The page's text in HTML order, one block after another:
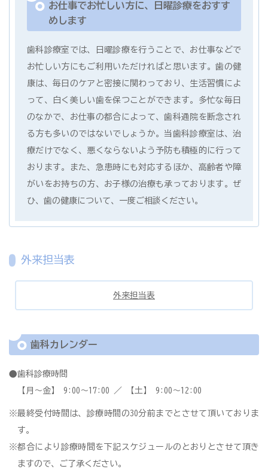
お仕事でお忙しい方に、日曜診療をおすす
めします
歯科診療室では、日曜診療を行うことで、お仕事などで
お忙しい方にもご利用いただければと思います。歯の健
康は、毎日のケアと密接に関わっており、生活習慣によ
って、白く美しい歯を保つことができます。多忙な毎日
のなかで、お仕事の都合によって、歯科通院を断念され
る方も多いのではないでしょうか。当歯科診療室は、治
療だけでなく、悪くならないよう予防も積極的に行って
おります。また、急患時にも対応するほか、高齢者や障
がいをお持ちの方、お子様の治療も承っております。ぜ
ひ、歯の健康について、一度ご相談ください。
外来担当表
外来担当表
歯科カレンダー
●歯科診療時間
【月〜金】 9:00〜17:00 ／ 【土】 9:00〜12:00
※最終受付時間は、診療時間の30分前までとさせて頂いておりま
す。
※都合により診療時間を下記スケジュールのとおりとさせて頂き
ますので、ご了承ください。